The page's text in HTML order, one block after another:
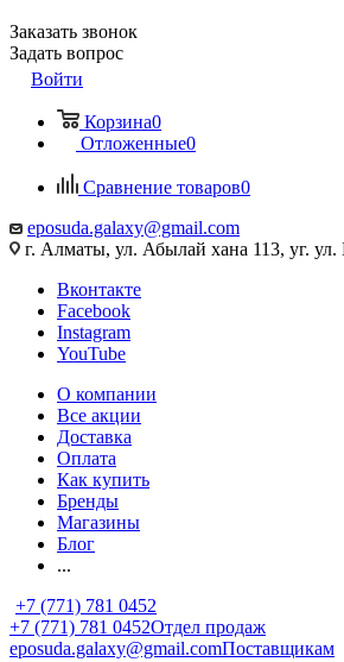
Заказать звонок
Задать вопрос
Войти
Корзина0
Отложенные0
Сравнение товаров0
eposuda.galaxy@gmail.com
г. Алматы, ул. Абылай хана 113, уг. ул.
Вконтакте
Facebook
Instagram
YouTube
О компании
Все акции
Доставка
Оплата
Как купить
Бренды
Магазины
Блог
...
+7 (771) 781 0452
+7 (771) 781 0452Отдел продаж
eposuda.galaxy@gmail.comПоставщикам